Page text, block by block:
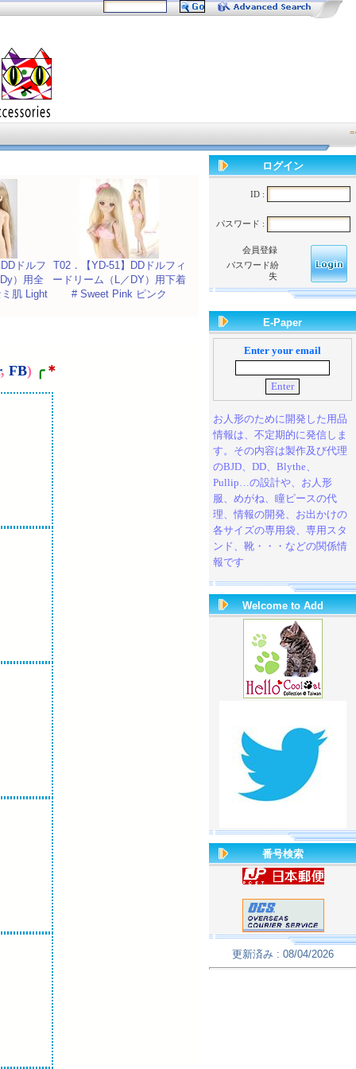
ドルフ
）用全
肌 Light
T02．【YD-51】DDドルフィ
ードリーム（L／DY）用下着
# Sweet Pink ピンク
, FB) ╭＊
ログイン
ID :
パスワード :
会員登録
パスワード紛
失
E-Paper
Enter your email
お人形のために開発した用品
情報は、不定期的に発信しま
す。その内容は製作及び代理
のBJD、 DD、 Blythe、
Pullip…の設計や、お人形
服、めがね、瞳ピースの代
理、情報の開発、お出かけの
各サイズの専用袋、専用スタ
ンド、靴・・・などの関係情
報です
Welcome to Add
番号検索
更新済み : 08/04/2026